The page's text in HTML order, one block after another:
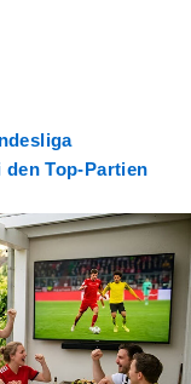
Top-Partien